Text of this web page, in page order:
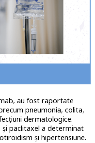
au fost raportate
pneumonia, colita,
dermatologice.
paclitaxel a determinat
și hipertensiune.